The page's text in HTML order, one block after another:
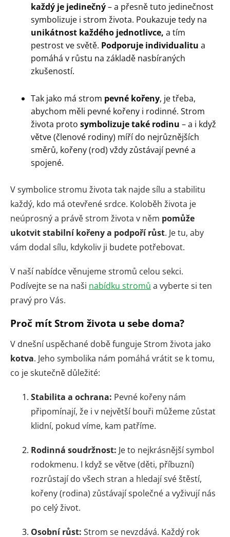
každý je jedinečný– a přesně tuto jedinečnost
symbolizuje i strom života. Poukazuje tedy na
unikátnost každého jednotlivce, a tím
pestrost ve světě. Podporuje individualitu a
pomáhá v růstu na základě nasbíraných
zkušeností.
Tak jako má strom pevné kořeny, je třeba,
abychom měli pevné kořeny i rodinné. Strom
života proto symbolizuje také rodinu – a i když
větve (členové rodiny) míří do nejrůznějších
směrů, kořeny (rod) vždy zůstávají pevné a
spojené.
V symbolice stromu života tak najde sílu a stabilitu
každý, kdo má otevřené srdce. Koloběh života je
neúprosný a právě strom života v něm pomůže
ukotvit stabilní kořeny a podpoří růst. Je tu, aby
vám dodal sílu, kdykoliv ji budete potřebovat.
V naší nabídce věnujeme stromů celou sekci.
Podívejte se na naši nabídku stromů a vyberte si ten
pravý pro Vás.
Proč mít Strom života u sebe doma?
V dnešní uspěchané době funguje Strom života jako
kotva. Jeho symbolika nám pomáhá vrátit se k tomu,
co je skutečně důležité:
Stabilita a ochrana: Pevné kořeny nám
připomínají, že i v největší bouři můžeme zůstat
klidní, pokud víme, kam patříme.
Rodinná soudržnost: Je to nejkrásnější symbol
rodokmenu. I když se větve (děti, příbuzní)
rozrůstají do všech stran a hledají své štěstí,
kořeny (rodina) zůstávají společné a vyživují nás
po celý život.
Osobní růst: Strom se nevzdává. Každý rok